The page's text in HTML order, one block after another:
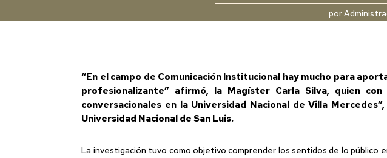
por
“En el campo de Comunicación Institucional hay mucho para
profesionalizante” afirmó, la Magíster Carla Silva, quien
conversacionales en la Universidad Nacional de Villa
Universidad Nacional de San Luis.
La investigación tuvo como objetivo comprender los sentidos de lo público